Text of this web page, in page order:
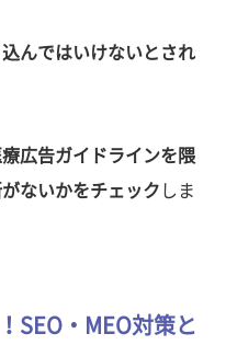
んではいけないとされ
療広告ガイドラインを隈
ないかをチェック しま
SEO・MEO対策と